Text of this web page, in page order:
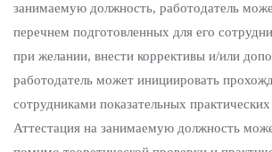
занимаемую должность, работодатель
перечнем подготовленных для его
при желании, внести коррективы и/или
работодатель может инициировать
сотрудниками показательных практических
Аттестация на занимаемую должность